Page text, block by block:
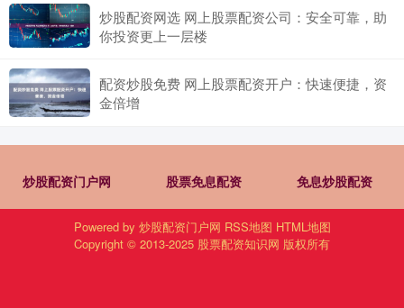
炒股配资网选 网上股票配资公司：安全可靠，助
你投资更上一层楼
配资炒股免费 网上股票配资开户：快速便捷，资
金倍增
炒股配资门户网 股票免息配资 免息炒股配资
Powered by 炒股配资门户网 RSS地图 HTML地图
Copyright © 2013-2025 股票配资知识网 版权所有